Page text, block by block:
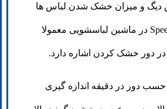
و میزان خشک شدن لباس ها
تاثیر می گذارد. معنی Speed در ماشین لباسشویی معمولا
دور خشک کردن اشاره دارد.
دور در دقیقه اندازه گیری